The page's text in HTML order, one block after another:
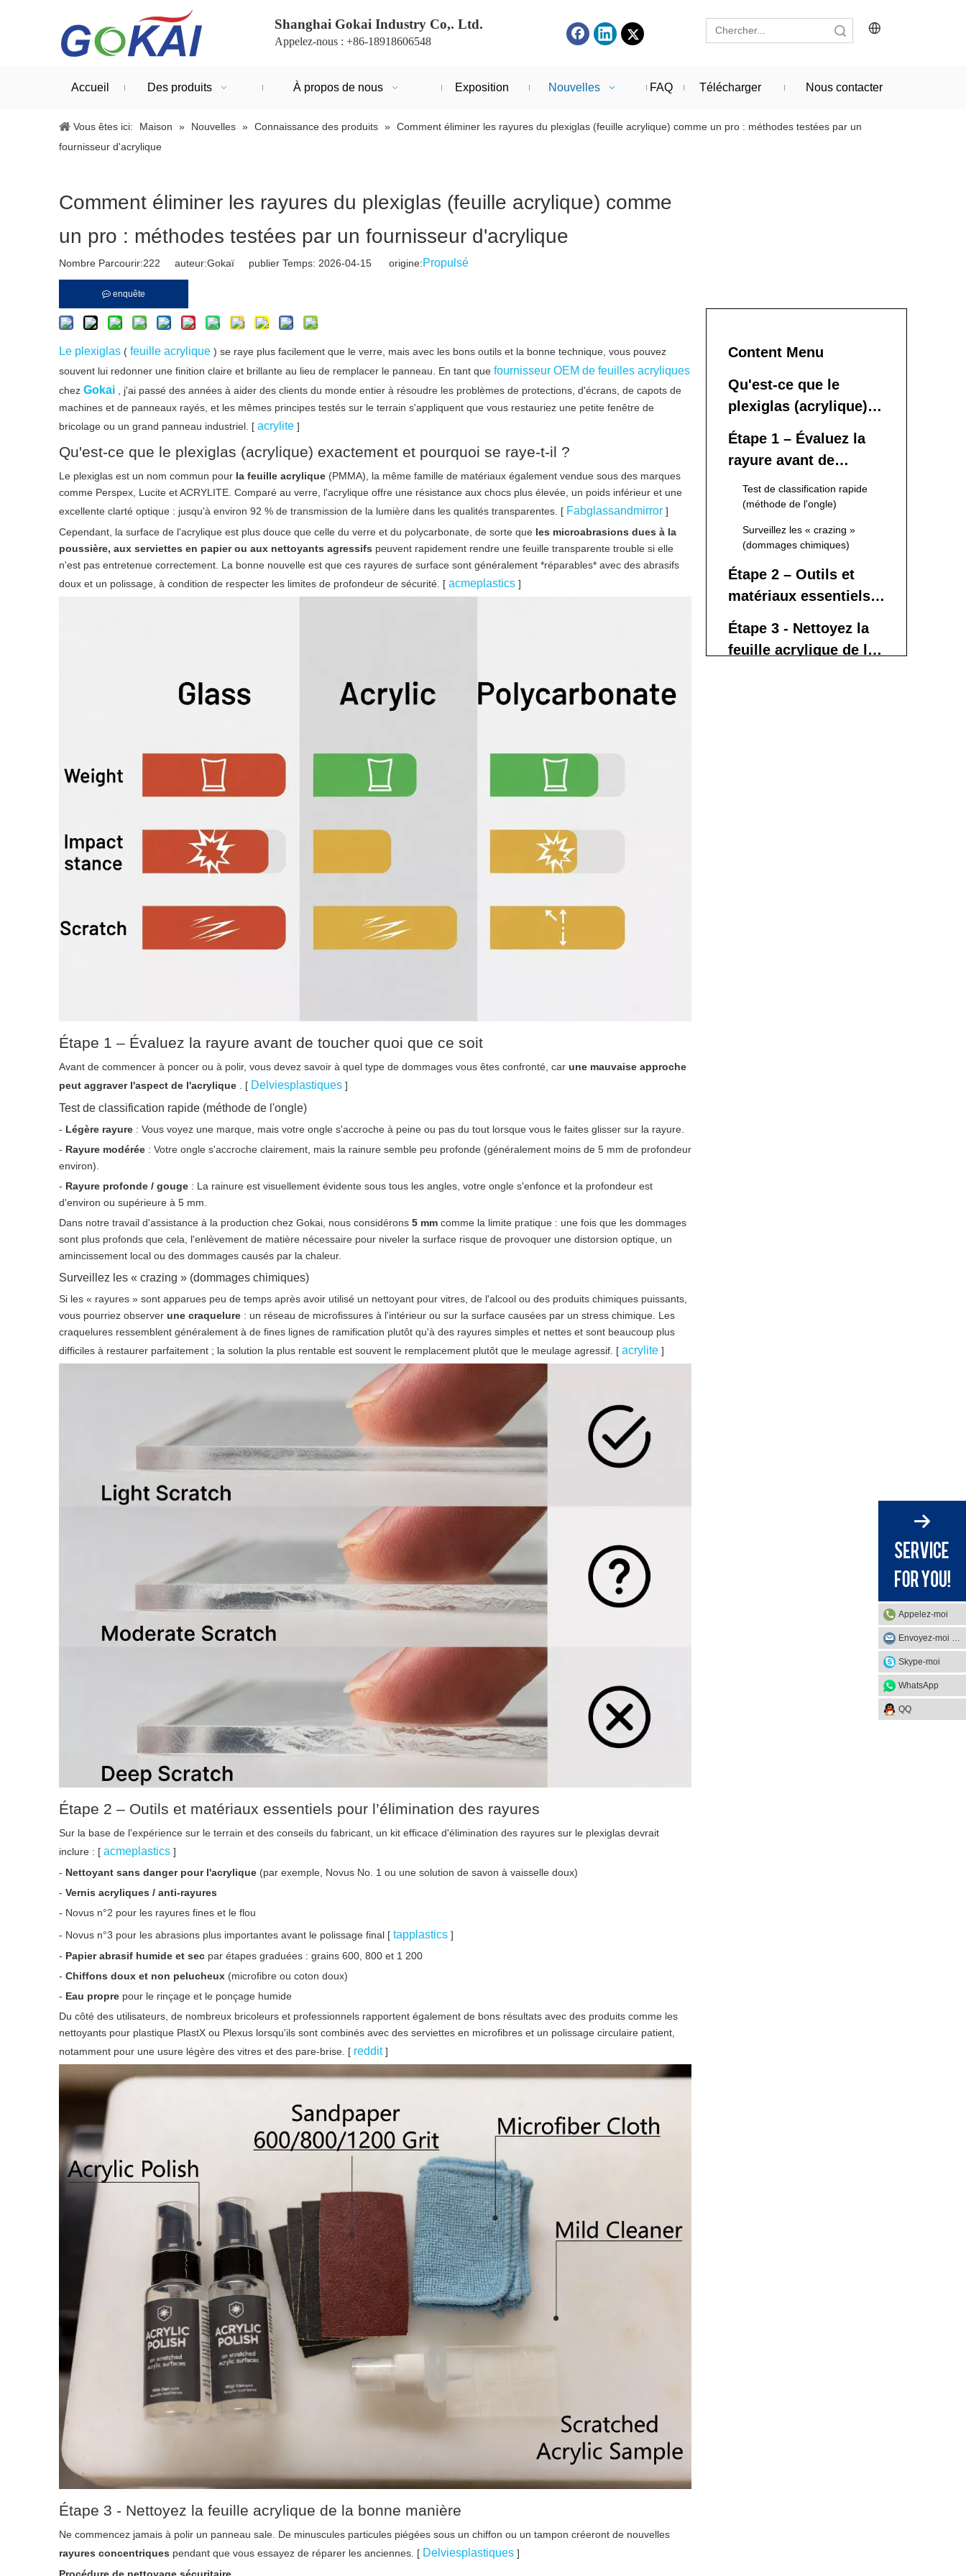
Shanghai Gokai Industry Co,. Ltd.
Appelez-nous : +86-18918606548
Accueil Des produits À propos de nous Exposition Nouvelles FAQ Télécharger Nous contacter
Vous êtes ici: Maison » Nouvelles » Connaissance des produits » Comment éliminer les rayures du plexiglas (feuille acrylique) comme un pro : méthodes testées par un
fournisseur d'acrylique
Comment éliminer les rayures du plexiglas (feuille acrylique) comme
un pro : méthodes testées par un fournisseur d'acrylique
Nombre Parcourir:222 auteur:Gokaï publier Temps: 2026-04-15 origine:Propulsé
enquête
Le plexiglas ( feuille acrylique ) se raye plus facilement que le verre, mais avec les bons outils et la bonne technique, vous pouvez
souvent lui redonner une finition claire et brillante au lieu de remplacer le panneau. En tant que fournisseur OEM de feuilles acryliques
chez Gokai
, j'ai passé des années à aider des clients du monde entier à résoudre les problèmes de protections, d'écrans, de capots de
machines et de panneaux rayés, et les mêmes principes testés sur le terrain s'appliquent que vous restauriez une petite fenêtre de
bricolage ou un grand panneau industriel. [ acrylite ]
Qu'est-ce que le plexiglas (acrylique) exactement et pourquoi se raye-t-il ?
Le plexiglas est un nom commun pour la feuille acrylique (PMMA), la même famille de matériaux également vendue sous des marques
comme Perspex, Lucite et ACRYLITE. Comparé au verre, l'acrylique offre une résistance aux chocs plus élevée, un poids inférieur et une
excellente clarté optique : jusqu'à environ 92 % de transmission de la lumière dans les qualités transparentes. [ Fabglassandmirror ]
Cependant, la surface de l'acrylique est plus douce que celle du verre et du polycarbonate, de sorte que les microabrasions dues à la
poussière, aux serviettes en papier ou aux nettoyants agressifs peuvent rapidement rendre une feuille transparente trouble si elle
n'est pas entretenue correctement. La bonne nouvelle est que ces rayures de surface sont généralement *réparables* avec des abrasifs
doux et un polissage, à condition de respecter les limites de profondeur de sécurité. [ acmeplastics ]
Étape 1 – Évaluez la rayure avant de toucher quoi que ce soit
Avant de commencer à poncer ou à polir, vous devez savoir à quel type de dommages vous êtes confronté, car une mauvaise approche
peut aggraver l'aspect de l'acrylique
. [ Delviesplastiques ]
Test de classification rapide (méthode de l'ongle)
- Légère rayure : Vous voyez une marque, mais votre ongle s'accroche à peine ou pas du tout lorsque vous le faites glisser sur la rayure.
- Rayure modérée : Votre ongle s'accroche clairement, mais la rainure semble peu profonde (généralement moins de 5 mm de profondeur
environ).
- Rayure profonde / gouge : La rainure est visuellement évidente sous tous les angles, votre ongle s'enfonce et la profondeur est
d'environ ou supérieure à 5 mm.
Dans notre travail d'assistance à la production chez Gokai, nous considérons 5 mm comme la limite pratique : une fois que les dommages
sont plus profonds que cela, l'enlèvement de matière nécessaire pour niveler la surface risque de provoquer une distorsion optique, un
amincissement local ou des dommages causés par la chaleur.
Surveillez les « crazing » (dommages chimiques)
Si les « rayures » sont apparues peu de temps après avoir utilisé un nettoyant pour vitres, de l'alcool ou des produits chimiques puissants,
vous pourriez observer une craquelure : un réseau de microfissures à l'intérieur ou sur la surface causées par un stress chimique. Les
craquelures ressemblent généralement à de fines lignes de ramification plutôt qu'à des rayures simples et nettes et sont beaucoup plus
difficiles à restaurer parfaitement ; la solution la plus rentable est souvent le remplacement plutôt que le meulage agressif. [ acrylite ]
Étape 2 – Outils et matériaux essentiels pour l’élimination des rayures
Sur la base de l'expérience sur le terrain et des conseils du fabricant, un kit efficace d'élimination des rayures sur le plexiglas devrait
inclure : [ acmeplastics ]
- Nettoyant sans danger pour l'acrylique (par exemple, Novus No. 1 ou une solution de savon à vaisselle doux)
- Vernis acryliques / anti-rayures
- Novus n°2 pour les rayures fines et le flou
- Novus n°3 pour les abrasions plus importantes avant le polissage final [ tapplastics ]
- Papier abrasif humide et sec par étapes graduées : grains 600, 800 et 1 200
- Chiffons doux et non pelucheux (microfibre ou coton doux)
- Eau propre pour le rinçage et le ponçage humide
Du côté des utilisateurs, de nombreux bricoleurs et professionnels rapportent également de bons résultats avec des produits comme les
nettoyants pour plastique PlastX ou Plexus lorsqu'ils sont combinés avec des serviettes en microfibres et un polissage circulaire patient,
notamment pour une usure légère des vitres et des pare-brise. [ reddit]
Étape 3 - Nettoyez la feuille acrylique de la bonne manière
Ne commencez jamais à polir un panneau sale. De minuscules particules piégées sous un chiffon ou un tampon créeront de nouvelles
rayures concentriques pendant que vous essayez de réparer les anciennes. [ Delviesplastiques ]
Content Menu
Qu'est-ce que le
plexiglas (acrylique)
exactement et
pourquoi se raye-t-il ?
Étape 1 – Évaluez la
rayure avant de
toucher quoi que ce
soit
Test de classification rapide
(méthode de l'ongle)
Surveillez les « crazing »
(dommages chimiques)
Étape 2 – Outils et
matériaux essentiels
pour l’élimination des
rayures
Étape 3 - Nettoyez la
feuille acrylique de la
Appelez-moi
Skype-moi
WhatsApp
QQ